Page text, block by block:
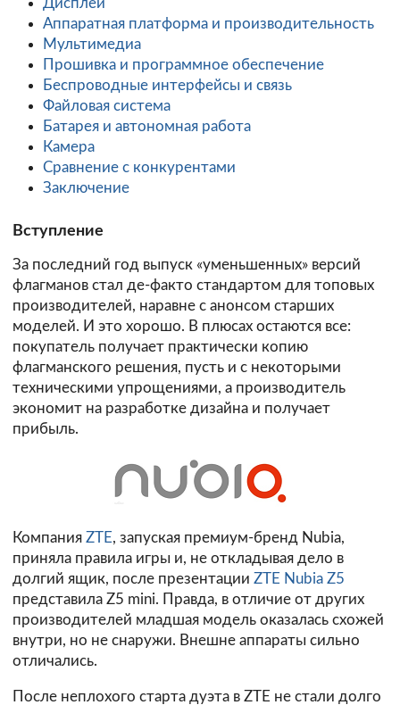
Дисплей
Аппаратная платформа и производительность
Мультимедиа
Прошивка и программное обеспечение
Беспроводные интерфейсы и связь
Файловая система
Батарея и автономная работа
Камера
Сравнение с конкурентами
Заключение
Вступление
За последний год выпуск «уменьшенных» версий
флагманов стал де-факто стандартом для топовых
производителей, наравне с анонсом старших
моделей. И это хорошо. В плюсах остаются все:
покупатель получает практически копию
флагманского решения, пусть и с некоторыми
техническими упрощениями, а производитель
экономит на разработке дизайна и получает
прибыль.
Компания ZTE, запуская премиум-бренд Nubia,
приняла правила игры и, не откладывая дело в
долгий ящик, после презентации ZTE Nubia Z5
представила Z5 mini. Правда, в отличие от других
производителей младшая модель оказалась схожей
внутри, но не снаружи. Внешне аппараты сильно
отличались.
После неплохого старта дуэта в ZTE не стали долго